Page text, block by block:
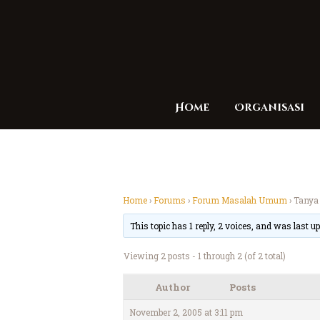
Home Organisasi
Home›Forums ›Forum Masalah Umum ›
This topic has 1 reply, 2 voices, and was last
Viewing 2 posts - 1 through 2 (of 2 total)
Author Posts
November 2, 2005 at 3:11 pm